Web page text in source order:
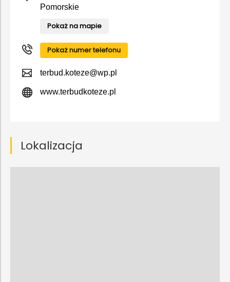
Pomorskie
Pokaż na mapie
Pokaż numer telefonu
terbud.koteze@wp.pl
www.terbudkoteze.pl
Lokalizacja